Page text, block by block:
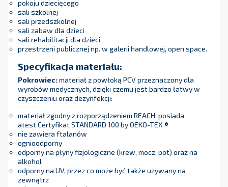
pokoju dziecięcego
sali szkolnej
sali przedszkolnej
sali zabaw dla dzieci
sali rehabilitacji dla dzieci
przestrzeni publicznej np. w galerii handlowej, open space.
Specyfikacja materiału:
Pokrowiec:materiał z powłoką PCV przeznaczony dla
wyrobów medycznych, dzięki czemu jest bardzo łatwy w
czyszczeniu oraz dezynfekcji:
materiał zgodny z rozporządzeniem REACH, posiada
atest Certyfikat STANDARD 100 by OEKO-TEX ®
nie zawiera ftalanów
ognioodporny
odporny na płyny fizjologiczne (krew, mocz, pot) oraz na
alkohol
odporny na UV, przez co może być także używany na
zewnątrz